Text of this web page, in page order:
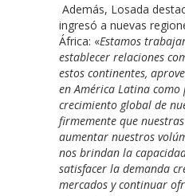
Además, Losada
ingresó a nuevas
África: «Estamos
establecer relaciones
estos continentes,
en América Latina
crecimiento global de
firmemente que
aumentar nuestros
nos brindan la
satisfacer la demanda
mercados y continuar